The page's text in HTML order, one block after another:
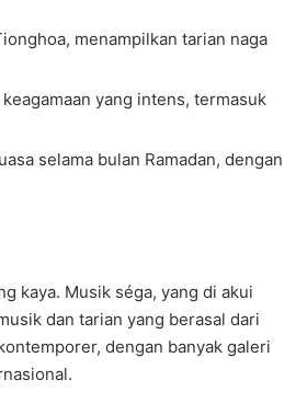
menampilkan tarian naga
yang intens, termasuk
selama bulan Ramadan, dengan
kaya. Musik séga, yang di akui
dan tarian yang berasal dari
dengan banyak galeri